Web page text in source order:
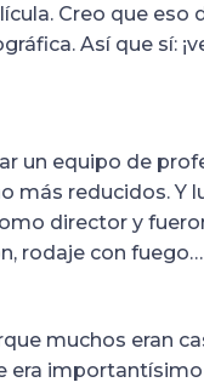
Creo que eso
Así que sí:
un equipo de
reducidos. Y
director y
rodaje con fuego…
muchos eran
era